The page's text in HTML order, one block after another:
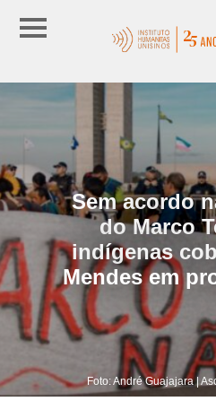
Sem acordo
do Marco
indígenas
Mendes em
Foto: André Guajajara |